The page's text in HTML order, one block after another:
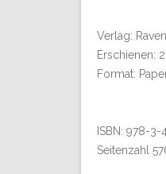
Verlag:
Erschienen:
Format:
ISBN: 978-
Seitenzahl